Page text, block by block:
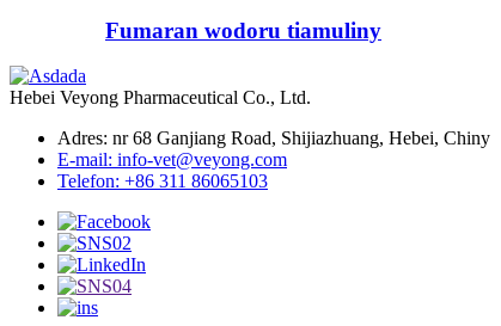
Fumaran wodoru tiamuliny
Hebei Veyong Pharmaceutical Co., Ltd.
Adres: nr 68 Ganjiang Road, Shijiazhuang, Hebei, Chiny
E-mail: info-vet@veyong.com
Telefon: +86 311 86065103